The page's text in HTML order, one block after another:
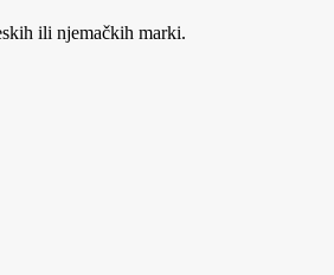
ili njemačkih marki.